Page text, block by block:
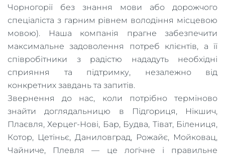
Чорногорії без знання мови або дорожчого
спеціаліста з гарним рівнем володіння місцевою
мовою). Наша компанія прагне забезпечити
максимальне задоволення потреб клієнтів, а її
співробітники з радістю нададуть необхідні
сприяння та підтримку, незалежно від
конкретних завдань та запитів.
Звернення до нас, коли потрібно терміново
знайти доглядальницю в Підгориця, Нікшич,
Плаєвля, Херцег-Нові, Бар, Будва, Тіват, Білениця,
Котор, Цетіньє, Даниловград, Рожайє, Мойковац,
Чайниче, Плевля — це логічне і правильне